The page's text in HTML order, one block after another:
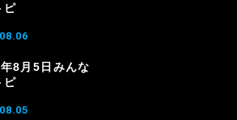
ピ
8月5日みんな
ピ